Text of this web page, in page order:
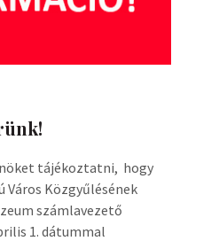
tájékoztatni, hogy
Város Közgyűlésének
számlavezető
1. dátummal